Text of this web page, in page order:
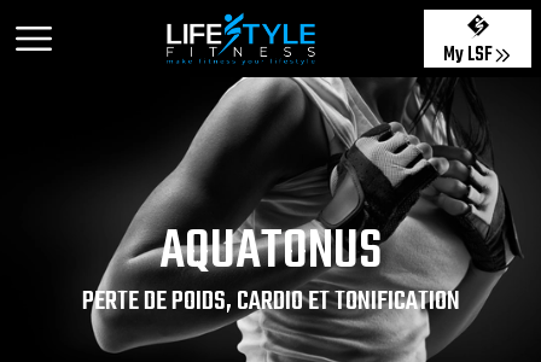
My LSF
AQUATONUS
PERTE DE POIDS, CARDIO ET TONIFICATION